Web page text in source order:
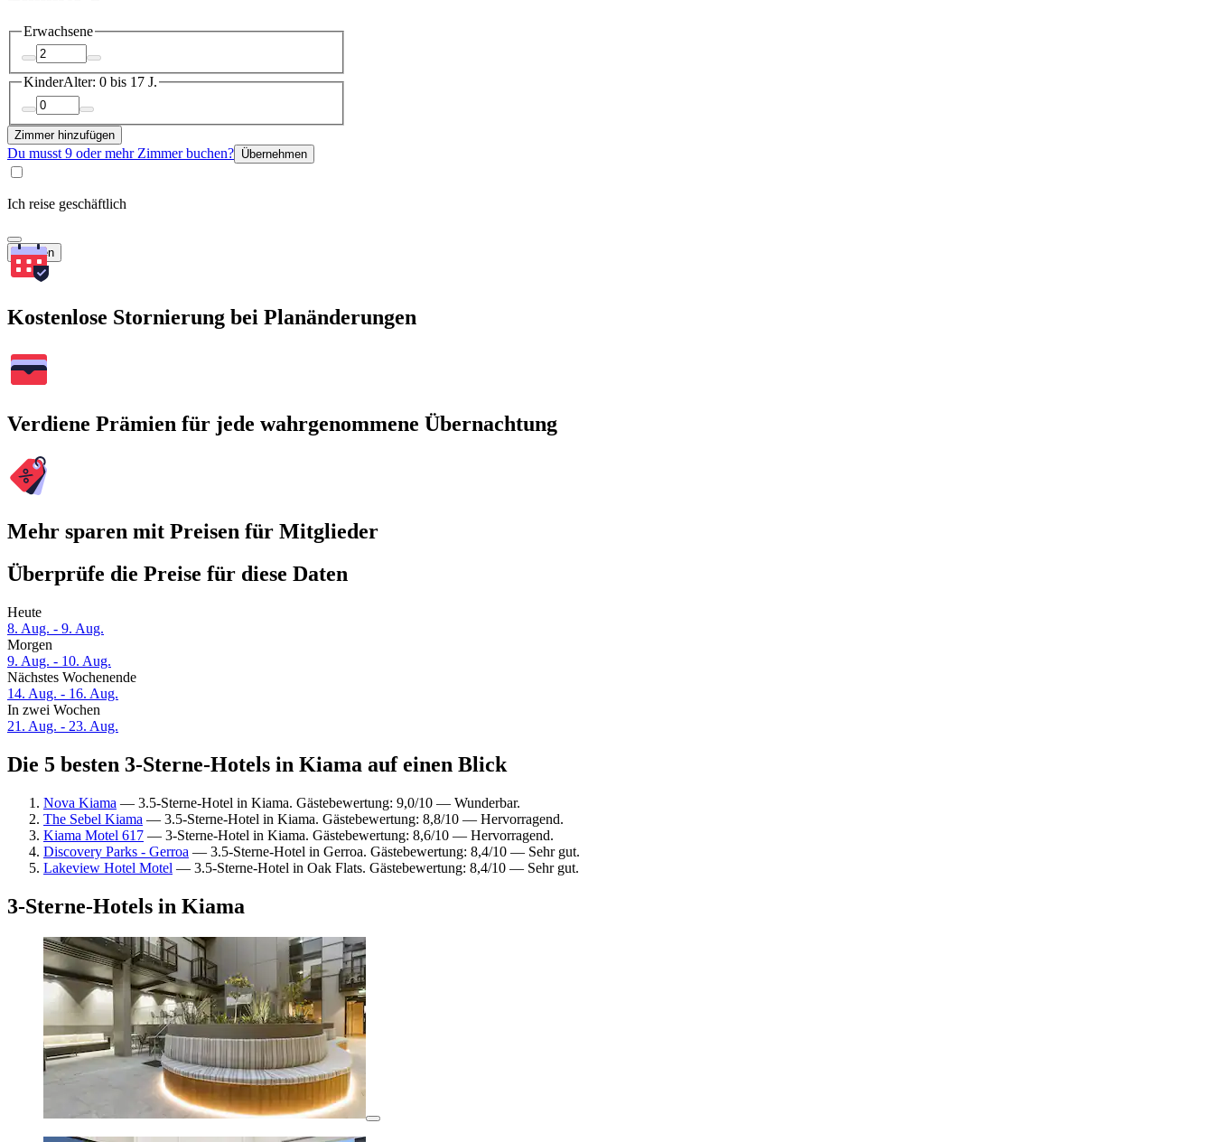
Erwachsene
KinderAlter: 0 bis 17 J.
Zimmer hinzufügen
Du musst 9 oder mehr Zimmer buchen? Übernehmen
Ich reise geschäftlich
Suchen
Kostenlose Stornierung bei Planänderungen
Verdiene Prämien für jede wahrgenommene Übernachtung
Mehr sparen mit Preisen für Mitglieder
Überprüfe die Preise für diese Daten
Heute
8. Aug. - 9. Aug.
Morgen
9. Aug. - 10. Aug.
Nächstes Wochenende
14. Aug. - 16. Aug.
In zwei Wochen
21. Aug. - 23. Aug.
Die 5 besten 3-Sterne-Hotels in Kiama auf einen Blick
Nova Kiama — 3.5-Sterne-Hotel in Kiama. Gästebewertung: 9,0/10 — Wunderbar.
The Sebel Kiama — 3.5-Sterne-Hotel in Kiama. Gästebewertung: 8,8/10 — Hervorragend.
Kiama Motel 617 — 3-Sterne-Hotel in Kiama. Gästebewertung: 8,6/10 — Hervorragend.
Discovery Parks - Gerroa — 3.5-Sterne-Hotel in Gerroa. Gästebewertung: 8,4/10 — Sehr gut.
Lakeview Hotel Motel — 3.5-Sterne-Hotel in Oak Flats. Gästebewertung: 8,4/10 — Sehr gut.
3-Sterne-Hotels in Kiama